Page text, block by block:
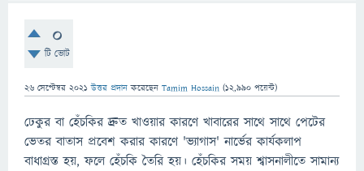
0
টি ভোট
26 সেপ্টেম্বর 2021 উত্তর প্রদান করেছেন Tamim Hossain (12,990 পয়েন্ট)
ঢেকুর বা হেঁচকির দ্রুত খাওয়ার কারণে খাবারের সাথে সাথে পেটের
ভেতর বাতাস প্রবেশ করার কারণে 'ভ্যাগাস' নার্ভের কার্যকলাপ
বাধাগ্রস্ত হয়, ফলে হেঁচকি তৈরি হয়। হেঁচকির সময় শ্বাসনালীতে সামান্য